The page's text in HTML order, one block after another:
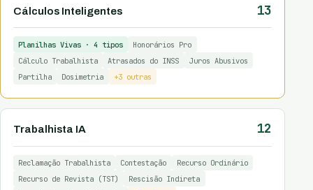
Cálculos Inteligentes 13
Planilhas Vivas · 4 tipos
Honorários Pro
Cálculo Trabalhista
Atrasados do INSS
Juros Abusivos
Partilha
Dosimetria +3 outras
Trabalhista IA 12
Reclamação Trabalhista Contestação
Recurso Ordinário
Recurso de Revista (TST)
Rescisão Indireta